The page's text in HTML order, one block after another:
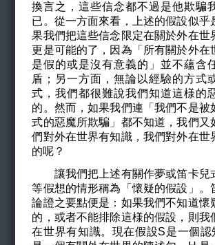
換言之，這些信念都不過是他欺騙
已。從一方面來看，上述的假設似乎
果我們把這些信念限定在關於外在世
更是可能的了，因為「所有關於外在
是假的或是沒有意義的」並不蘊含
盾；另一方面，無論以經驗的方式
式，我們都很難說我們知道這様的
的。然而，如果我們連「我們不是被
式的惡魔所欺騙」都不知道，我們又
們對外在世界有知識，我們對外在世
的呢？
讓我們把上述有關作夢或笛卡兒
等假想的情形稱為「懷疑的假設」。
論證之要點便是：如果我們不知道懷
的，或者不能排除這様的假設，則我
在世界有知識。現在假設S是一個認